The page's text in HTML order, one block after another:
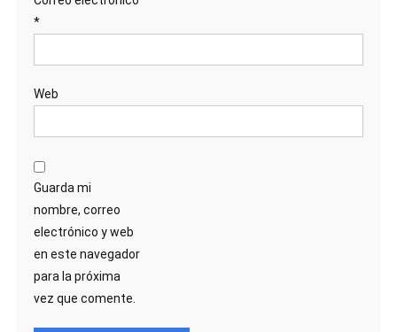
*
Web
Guarda mi
nombre, correo
electrónico y web
en este navegador
para la próxima
vez que comente.